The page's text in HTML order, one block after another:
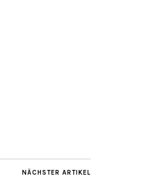
NÄCHSTER ARTIKEL